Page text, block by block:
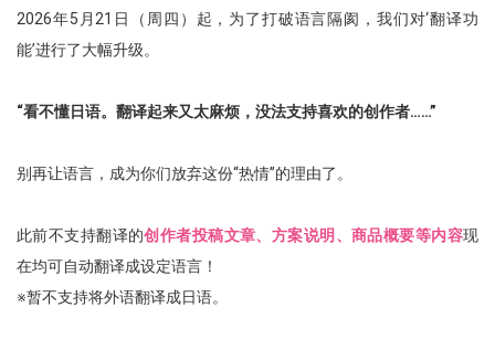
2026年5月21日（周四）起，为了打破语言隔阂，我们对‘翻译功
能’进行了大幅升级。
“看不懂日语。翻译起来又太麻烦，没法支持喜欢的创作者……”
别再让语言，成为你们放弃这份“热情”的理由了。
此前不支持翻译的创作者投稿文章、方案说明、商品概要等内容现
在均可自动翻译成设定语言！
※暂不支持将外语翻译成日语。